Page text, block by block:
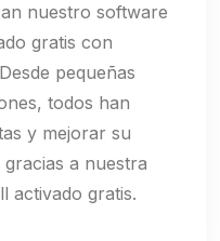
nuestro software
gratis con
pequeñas
todos han
y mejorar su
a nuestra
activado gratis.